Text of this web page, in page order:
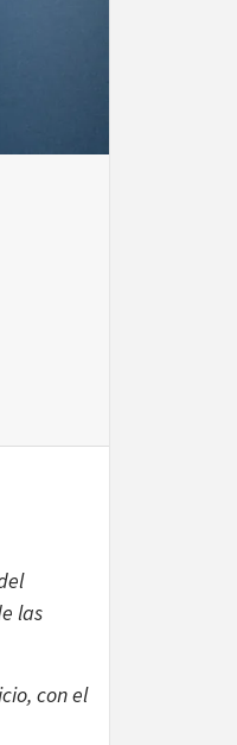
las
con el